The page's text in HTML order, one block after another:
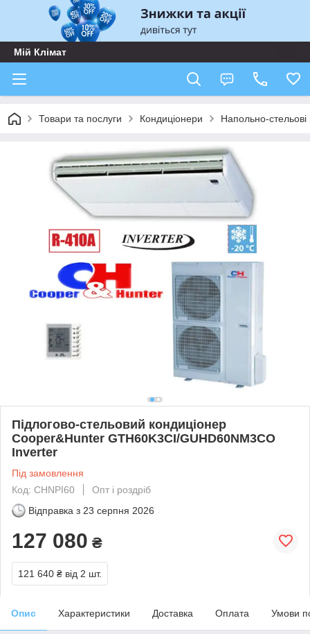
Мій Клімат
Товари та послуги Кондиціонери Напольно-стельові
Підлогово-стельовий кондиціонер
Cooper&Hunter GTH60K3CI/GUHD60NM3CO
Inverter
Під замовлення
Код: CHNPI60
Опт і роздріб
Відправка з 23 серпня 2026
127 080 ₴
121 640 ₴ від 2 шт.
Опис Характеристики Доставка Оплата Умови